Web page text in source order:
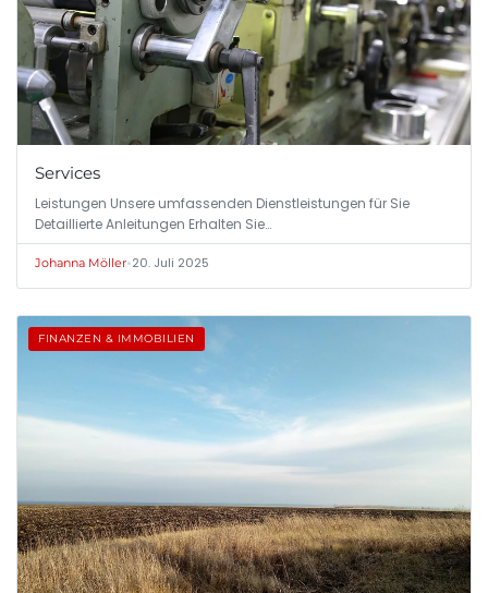
Services
Leistungen Unsere umfassenden Dienstleistungen für Sie
Detaillierte Anleitungen Erhalten Sie…
Johanna Möller•20. Juli 2025
FINANZEN & IMMOBILIEN